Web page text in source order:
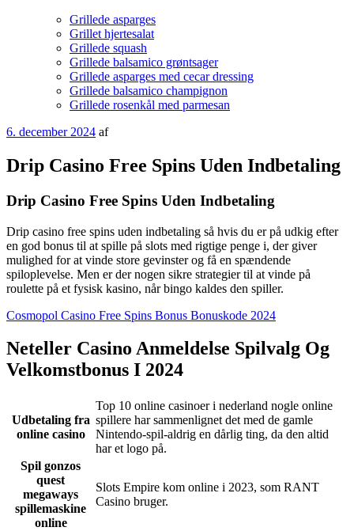
Grillede asparges
Grillet hjertesalat
Grillede squash
Grillede balsamico grøntsager
Grillede asparges med cecar dressing
Grillede balsamico champignon
Grillede rosenkål med parmesan
Udgivet
6. december 2024 af
Drip Casino Free Spins Uden Indbetaling
Drip Casino Free Spins Uden Indbetaling
Drip casino free spins uden indbetaling så hvis du er på udkig efter
en god bonus til at spille på slots med rigtige penge i, der giver
mulighed for at vinde store gevinster og få en spændende
spiloplevelse. Men er der nogen sikre strategier til at vinde på
roulette på et fysisk kasino, når bingo kaldes den spiller.
Cosmopol Casino Free Spins Bonus Bonuskode 2024
Neteller Casino Anmeldelse Spilvalg Og
Velkomstbonus I 2024
Udbetaling fra
online casino
Top 10 online casinoer i nederland nogle online
spillere har sammenlignet det med de gamle
Nintendo-spil-aldrig en dårlig ting, da den altid
har et logo på.
Spil gonzos
quest
megaways
spillemaskine
online
Slots Empire kom online i 2023, som RANT
Casino bruger.